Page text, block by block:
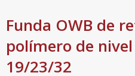
Funda OWB de
polímero de
19/23/32